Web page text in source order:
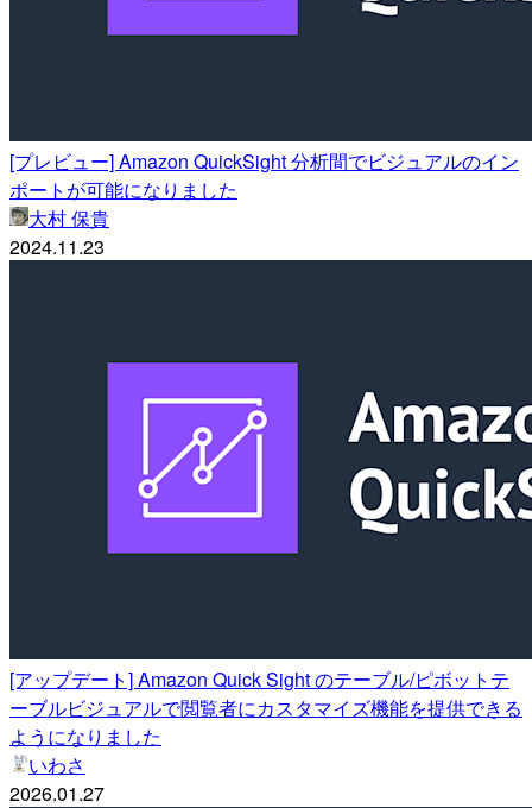
[プレビュー] Amazon QuickSight 分析間でビジュアルのイン
ポートが可能になりました
大村 保貴
2024.11.23
[アップデート] Amazon Quick Sight のテーブル/ピボットテ
ーブルビジュアルで閲覧者にカスタマイズ機能を提供できる
ようになりました
いわさ
2026.01.27